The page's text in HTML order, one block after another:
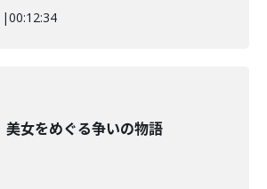
|00:12:34
美女をめぐる争いの物語